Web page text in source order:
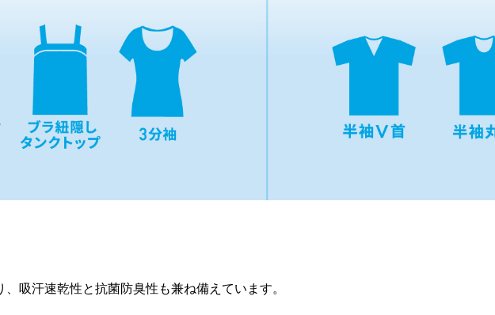
吸汗速乾性と抗菌防臭性も兼ね備えています。